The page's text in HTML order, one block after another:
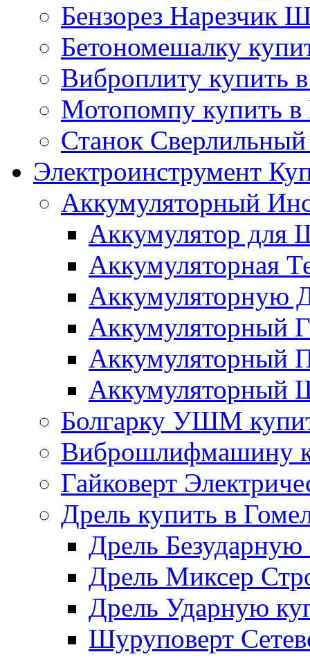
Бензорез Нарезчик
Бетономешалку
Виброплиту купить
Мотопомпу купить в
Станок
Электроинструмент
Аккумуляторный
Аккумулятор для
Аккумуляторная
Аккумуляторную
Аккумуляторный
Аккумуляторный
Аккумуляторный
Болгарку УШМ
Виброшлифмашину
Гайковерт
Дрель купить в
Дрель Безударную
Дрель Миксер
Дрель Ударную
Шуруповерт